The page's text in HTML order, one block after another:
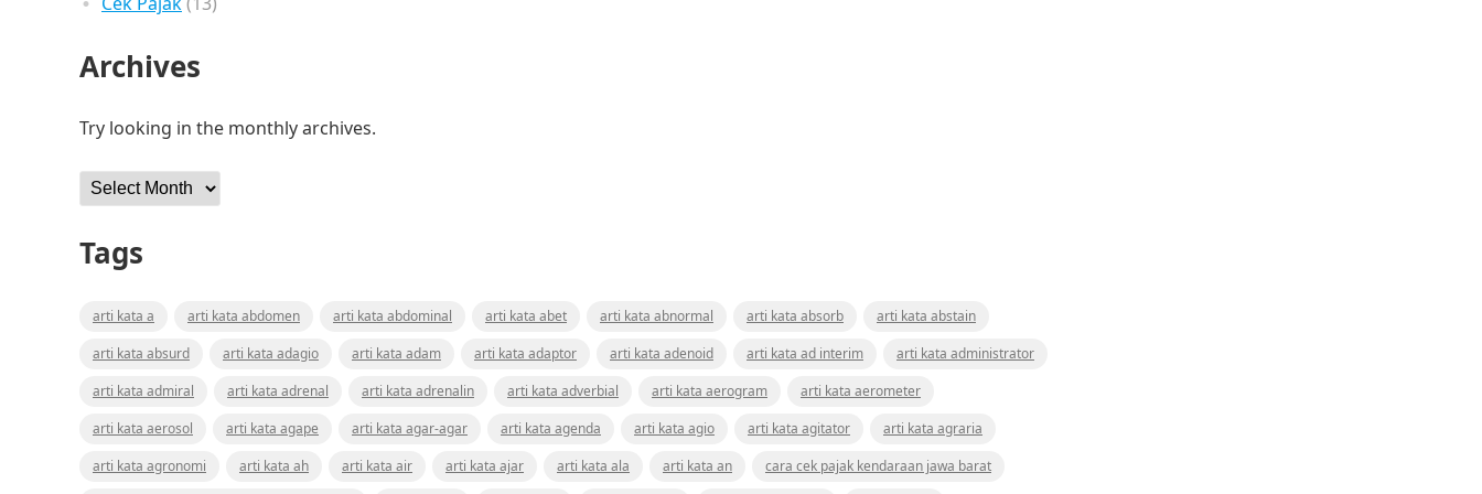
Archives
Try looking in the monthly archives.
Archives
Tags
arti kata a arti kata abdomen arti kata abdominal arti kata abet arti kata abnormal arti kata absorb
arti kata abstain
arti kata absurd
arti kata adagio arti kata adam arti kata adaptor arti kata adenoid arti kata ad interim
arti kata administrator
arti kata admiral
arti kata adrenal arti kata adrenalin arti kata adverbial arti kata aerogram
arti kata aerometer
arti kata aerosol
arti kata agape arti kata agar-agar arti kata agenda arti kata agio arti kata agitator
arti kata agraria
arti kata agronomi
arti kata ah arti kata air arti kata ajar arti kata ala arti kata an
cara cek pajak kendaraan jawa barat